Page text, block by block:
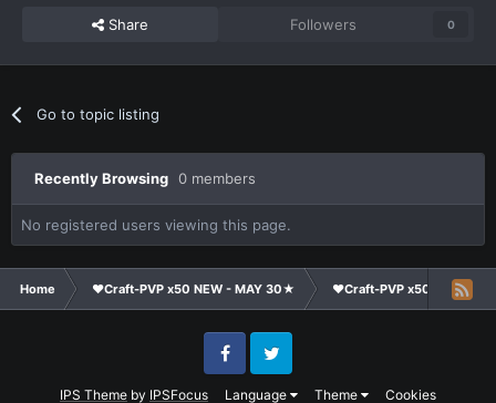
Share Followers 0
Go to topic listing
Recently Browsing 0 members
No registered users viewing this page.
Home ❤Craft-PVP x50 NEW - MAY 30★ ❤Craft-PVP x50★
IPS Theme by IPSFocus Language Theme Cookies
FacebookTwitter